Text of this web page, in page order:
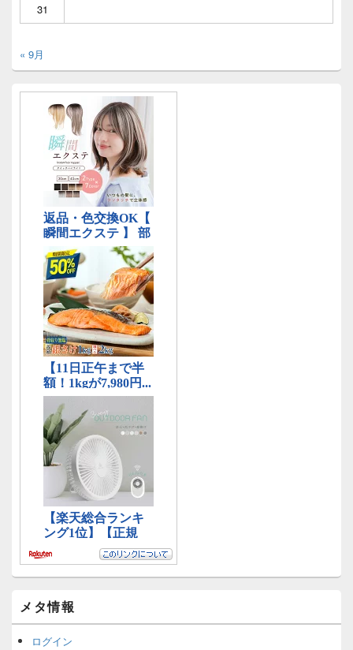
31
« 9月
メタ情報
ログイン